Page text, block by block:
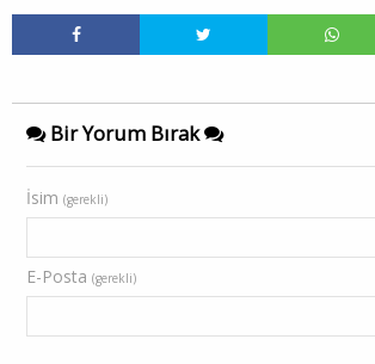
Bir Yorum Bırak
İsim (gerekli)
E-Posta (gerekli)